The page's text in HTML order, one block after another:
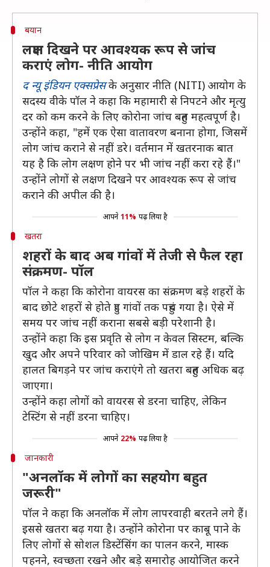
बयान
लक्षण दिखने पर आवश्यक रूप से जांच
कराएं लोग- नीति आयोग
द न्यू इंडियन एक्सप्रेसके अनुसार नीति (NITI) आयोग के
सदस्य वीके पॉल ने कहा कि महामारी से निपटने और मृत्यु
दर को कम करने के लिए कोरोना जांच बहुत महत्वपूर्ण है।
उन्होंने कहा, "हमें एक ऐसा वातावरण बनाना होगा, जिसमें
लोग जांच कराने से नहीं डरे। वर्तमान में खतरनाक बात
यह है कि लोग लक्षण होने पर भी जांच नहीं करा रहे हैं।"
उन्होंने लोगों से लक्षण दिखने पर आवश्यक रूप से जांच
कराने की अपील की है।
आपने 11% पढ़ लिया है
खतरा
शहरों के बाद अब गांवों में तेजी से फैल रहा
संक्रमण- पॉल
पॉल ने कहा कि कोरोना वायरस का संक्रमण बड़े शहरों के
बाद छोटे शहरों से होते हुए गांवों तक पहुंच गया है। ऐसे में
समय पर जांच नहीं कराना सबसे बड़ी परेशानी है।
उन्होंने कहा कि इस प्रवृति से लोग न केवल सिस्टम, बल्कि
खुद और अपने परिवार को जोखिम में डाल रहे हैं। यदि
हालत बिगड़ने पर जांच कराएंगे तो खतरा बहुत अधिक बढ़
जाएगा।
उन्होंने कहा लोगों को वायरस से डरना चाहिए, लेकिन
टेस्टिंग से नहीं डरना चाहिए।
आपने 22% पढ़ लिया है
जानकारी
"अनलॉक में लोगों का सहयोग बहुत
जरूरी"
पॉल ने कहा कि अनलॉक में लोग लापरवाही बरतने लगे हैं।
इससे खतरा बढ़ गया है। उन्होंने कोरोना पर काबू पाने के
लिए लोगों से सोशल डिस्टेंसिंग का पालन करने, मास्क
पहनने, स्वच्छता रखने और बड़े समारोह आयोजित करने